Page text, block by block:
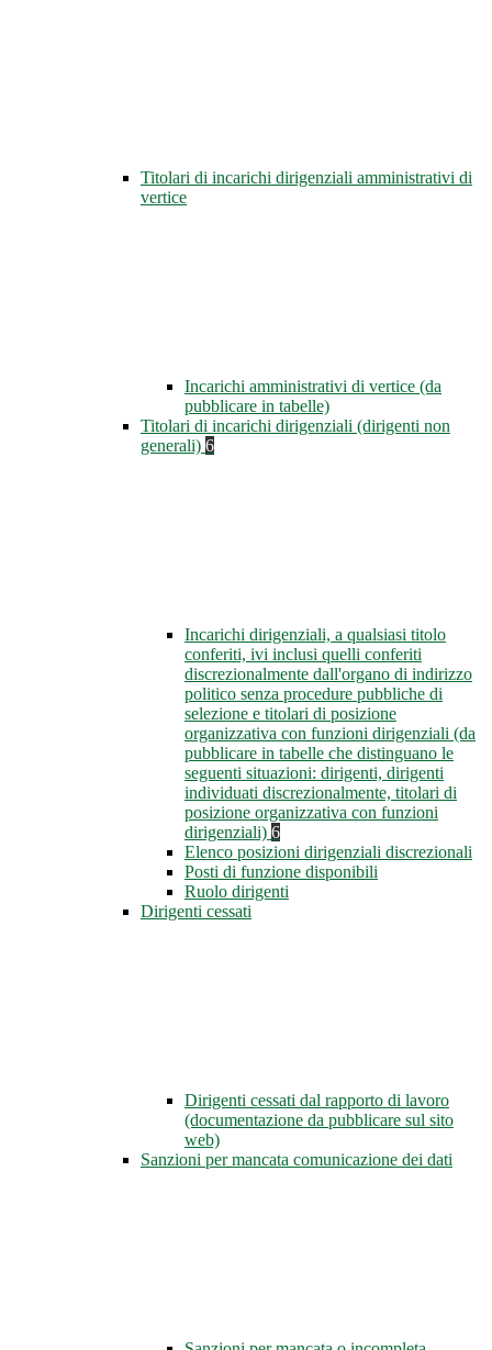
Titolari di incarichi dirigenziali amministrativi di
vertice
Incarichi amministrativi di vertice (da
pubblicare in tabelle)
Titolari di incarichi dirigenziali (dirigenti non
generali) 6
Incarichi dirigenziali, a qualsiasi titolo
conferiti, ivi inclusi quelli conferiti
discrezionalmente dall'organo di indirizzo
politico senza procedure pubbliche di
selezione e titolari di posizione
organizzativa con funzioni dirigenziali (da
pubblicare in tabelle che distinguano le
seguenti situazioni: dirigenti, dirigenti
individuati discrezionalmente, titolari di
posizione organizzativa con funzioni
dirigenziali) 6
Elenco posizioni dirigenziali discrezionali
Posti di funzione disponibili
Ruolo dirigenti
Dirigenti cessati
Dirigenti cessati dal rapporto di lavoro
(documentazione da pubblicare sul sito
web)
Sanzioni per mancata comunicazione dei dati